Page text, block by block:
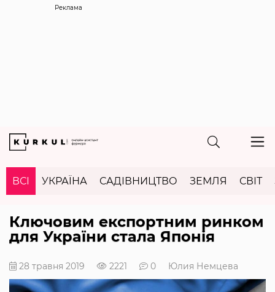
Реклама
ВСІ УКРАЇНА САДІВНИЦТВО ЗЕМЛЯ СВІТ
Ключовим експортним ринком
для України стала Японія
28 травня 2019 2221 0 Юлия Немцева